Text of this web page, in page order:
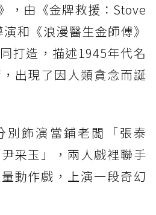
，由《金牌救援：Stove
和《浪漫醫生金師傅》
打造，描述1945年代名
出現了因人類貪念而誕
別飾演當鋪老闆「張泰
采玉」，兩人戲裡聯手
動作戲，上演一段奇幻